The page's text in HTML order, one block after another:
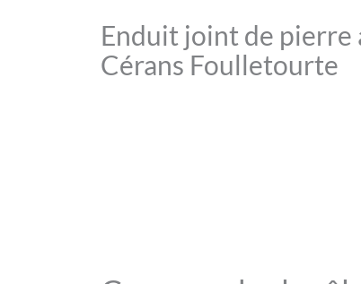
Enduit joint de pierre
Cérans Foulletourte